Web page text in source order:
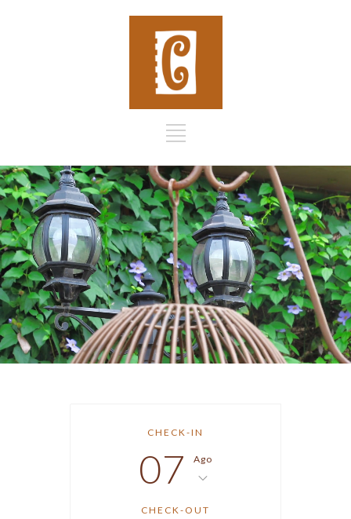
CHECK-IN
07 Ago
CHECK-OUT